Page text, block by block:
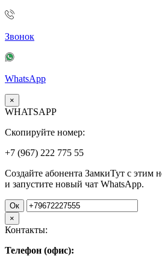
Звонок
WhatsApp
×
WHATSAPP
Скопируйте номер:
+7 (967) 222 775 55
Создайте абонента ЗамкиТут с этим
и запустите новый чат WhatsApp.
Ок
×
Контакты:
Телефон (офис):